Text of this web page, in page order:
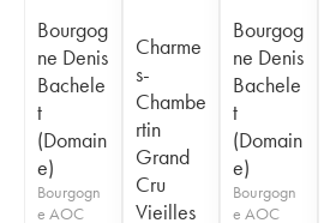
Bourgog
ne Denis
Bachele
t
(Domain
e)
Bourgogn
e AOC
Charme
s-
Chambe
rtin
Grand
Cru
Vieilles
Bourgog
ne Denis
Bachele
t
(Domain
e)
Bourgogn
e AOC